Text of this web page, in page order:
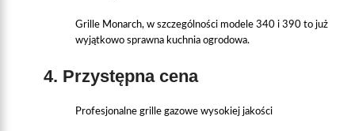
Grille Monarch, w szczególności modele 340 i 390 to już
wyjątkowo sprawna kuchnia ogrodowa.
4. Przystępna cena
Profesjonalne grille gazowe wysokiej jakości